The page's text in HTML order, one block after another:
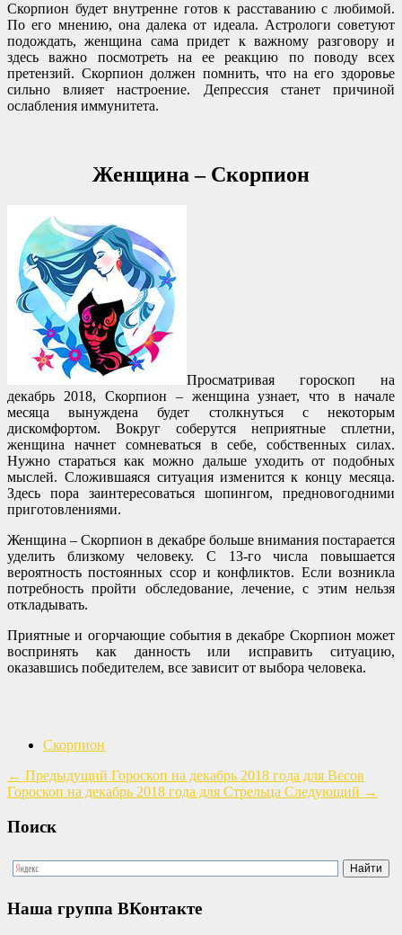
Скорпион будет внутренне готов к расставанию с любимой.
По его мнению, она далека от идеала. Астрологи советуют
подождать, женщина сама придет к важному разговору и
здесь важно посмотреть на ее реакцию по поводу всех
претензий. Скорпион должен помнить, что на его здоровье
сильно влияет настроение. Депрессия станет причиной
ослабления иммунитета.
Женщина – Скорпион
Просматривая гороскоп на
декабрь 2018, Скорпион – женщина узнает, что в начале
месяца вынуждена будет столкнуться с некоторым
дискомфортом. Вокруг соберутся неприятные сплетни,
женщина начнет сомневаться в себе, собственных силах.
Нужно стараться как можно дальше уходить от подобных
мыслей. Сложившаяся ситуация изменится к концу месяца.
Здесь пора заинтересоваться шопингом, предновогодними
приготовлениями.
Женщина – Скорпион в декабре больше внимания постарается
уделить близкому человеку. С 13-го числа повышается
вероятность постоянных ссор и конфликтов. Если возникла
потребность пройти обследование, лечение, с этим нельзя
откладывать.
Приятные и огорчающие события в декабре Скорпион может
воспринять как данность или исправить ситуацию,
оказавшись победителем, все зависит от выбора человека.
Скорпион
← Предыдущий Гороскоп на декабрь 2018 года для Весов
Гороскоп на декабрь 2018 года для Стрельца Следующий →
Поиск
Наша группа ВКонтакте